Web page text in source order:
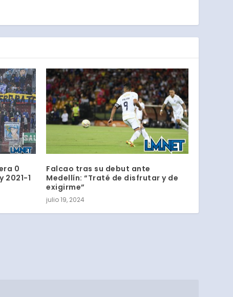
0
2021-1
Falcao tras su debut ante
Medellín: “Traté de disfrutar y de
exigirme”
julio 19, 2024